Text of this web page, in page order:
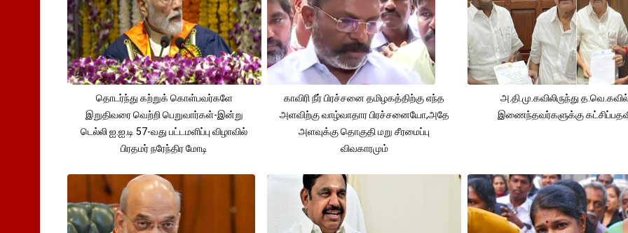
தொடர்ந்து கற்றுக் கொள்பவர்களே
இறுதிவரை வெற்றி பெறுவார்கள்-இன்று
டெல்லி ஐ.ஐ.டி 57-வது பட்டமளிப்பு விழாவில்
பிரதமர் நரேந்திர மோடி
காவிரி நீர் பிரச்சனை தமிழகத்திற்கு எந்த
அளவிற்கு வாழ்வாதார பிரச்சனையோ,அதே
அளவுக்கு தொகுதி மறு சீரமைப்பு
விவகாரமும்
அ.தி.மு.கவிலிருந்து
இணைந்தவர்களுக்கு